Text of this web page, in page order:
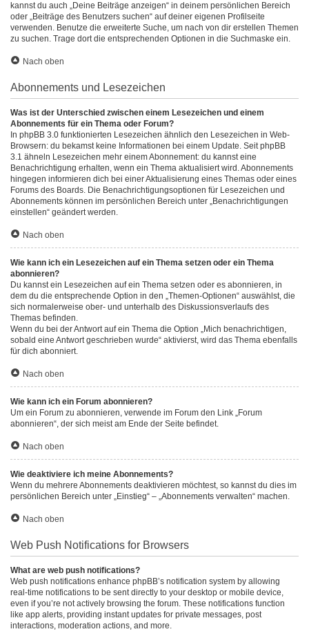
kannst du auch „Deine Beiträge anzeigen“ in deinem persönlichen Bereich
oder „Beiträge des Benutzers suchen“ auf deiner eigenen Profilseite
verwenden. Benutze die erweiterte Suche, um nach von dir erstellen Themen
zu suchen. Trage dort die entsprechenden Optionen in die Suchmaske ein.
Nach oben
Abonnements und Lesezeichen
Was ist der Unterschied zwischen einem Lesezeichen und einem
Abonnements für ein Thema oder Forum?
In phpBB 3.0 funktionierten Lesezeichen ähnlich den Lesezeichen in Web-
Browsern: du bekamst keine Informationen bei einem Update. Seit phpBB
3.1 ähneln Lesezeichen mehr einem Abonnement: du kannst eine
Benachrichtigung erhalten, wenn ein Thema aktualisiert wird. Abonnements
hingegen informieren dich bei einer Aktualisierung eines Themas oder eines
Forums des Boards. Die Benachrichtigungsoptionen für Lesezeichen und
Abonnements können im persönlichen Bereich unter „Benachrichtigungen
einstellen“ geändert werden.
Nach oben
Wie kann ich ein Lesezeichen auf ein Thema setzen oder ein Thema
abonnieren?
Du kannst ein Lesezeichen auf ein Thema setzen oder es abonnieren, in
dem du die entsprechende Option in den „Themen-Optionen“ auswählst, die
sich normalerweise ober- und unterhalb des Diskussionsverlaufs des
Themas befinden.
Wenn du bei der Antwort auf ein Thema die Option „Mich benachrichtigen,
sobald eine Antwort geschrieben wurde“ aktivierst, wird das Thema ebenfalls
für dich abonniert.
Nach oben
Wie kann ich ein Forum abonnieren?
Um ein Forum zu abonnieren, verwende im Forum den Link „Forum
abonnieren“, der sich meist am Ende der Seite befindet.
Nach oben
Wie deaktiviere ich meine Abonnements?
Wenn du mehrere Abonnements deaktivieren möchtest, so kannst du dies im
persönlichen Bereich unter „Einstieg“ – „Abonnements verwalten“ machen.
Nach oben
Web Push Notifications for Browsers
What are web push notifications?
Web push notifications enhance phpBB’s notification system by allowing
real-time notifications to be sent directly to your desktop or mobile device,
even if you’re not actively browsing the forum. These notifications function
like app alerts, providing instant updates for private messages, post
interactions, moderation actions, and more.